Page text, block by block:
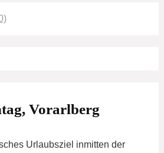
Vorarlberg
Urlaubsziel inmitten der